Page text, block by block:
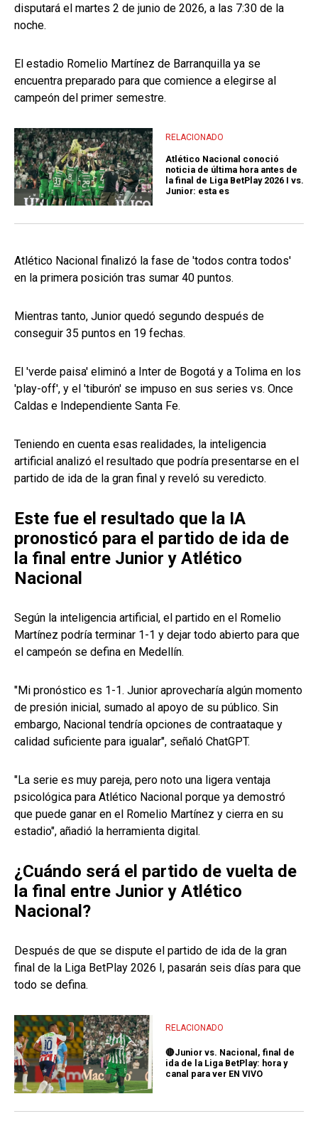
disputará el martes 2 de junio de 2026, a las 7:30 de la
noche.
El estadio Romelio Martínez de Barranquilla ya se
encuentra preparado para que comience a elegirse al
campeón del primer semestre.
RELACIONADO
Atlético Nacional conoció
noticia de última hora antes de
la final de Liga BetPlay 2026 I vs.
Junior: esta es
Atlético Nacional finalizó la fase de 'todos contra todos'
en la primera posición tras sumar 40 puntos.
Mientras tanto, Junior quedó segundo después de
conseguir 35 puntos en 19 fechas.
El 'verde paisa' eliminó a Inter de Bogotá y a Tolima en los
'play-off', y el 'tiburón' se impuso en sus series vs. Once
Caldas e Independiente Santa Fe.
Teniendo en cuenta esas realidades, la inteligencia
artificial analizó el resultado que podría presentarse en el
partido de ida de la gran final y reveló su veredicto.
Este fue el resultado que la IA
pronosticó para el partido de ida de
la final entre Junior y Atlético
Nacional
Según la inteligencia artificial, el partido en el Romelio
Martínez podría terminar 1-1 y dejar todo abierto para que
el campeón se defina en Medellín.
"Mi pronóstico es 1-1. Junior aprovecharía algún momento
de presión inicial, sumado al apoyo de su público. Sin
embargo, Nacional tendría opciones de contraataque y
calidad suficiente para igualar", señaló ChatGPT.
"La serie es muy pareja, pero noto una ligera ventaja
psicológica para Atlético Nacional porque ya demostró
que puede ganar en el Romelio Martínez y cierra en su
estadio", añadió la herramienta digital.
¿Cuándo será el partido de vuelta de
la final entre Junior y Atlético
Nacional?
Después de que se dispute el partido de ida de la gran
final de la Liga BetPlay 2026 I, pasarán seis días para que
todo se defina.
RELACIONADO
🔴Junior vs. Nacional, final de
ida de la Liga BetPlay: hora y
canal para ver EN VIVO